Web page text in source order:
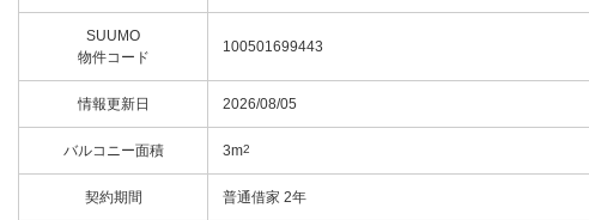
SUUMO
物件コード
100501699443
情報更新日 2026/08/05
バルコニー面積 3m2
契約期間 普通借家 2年